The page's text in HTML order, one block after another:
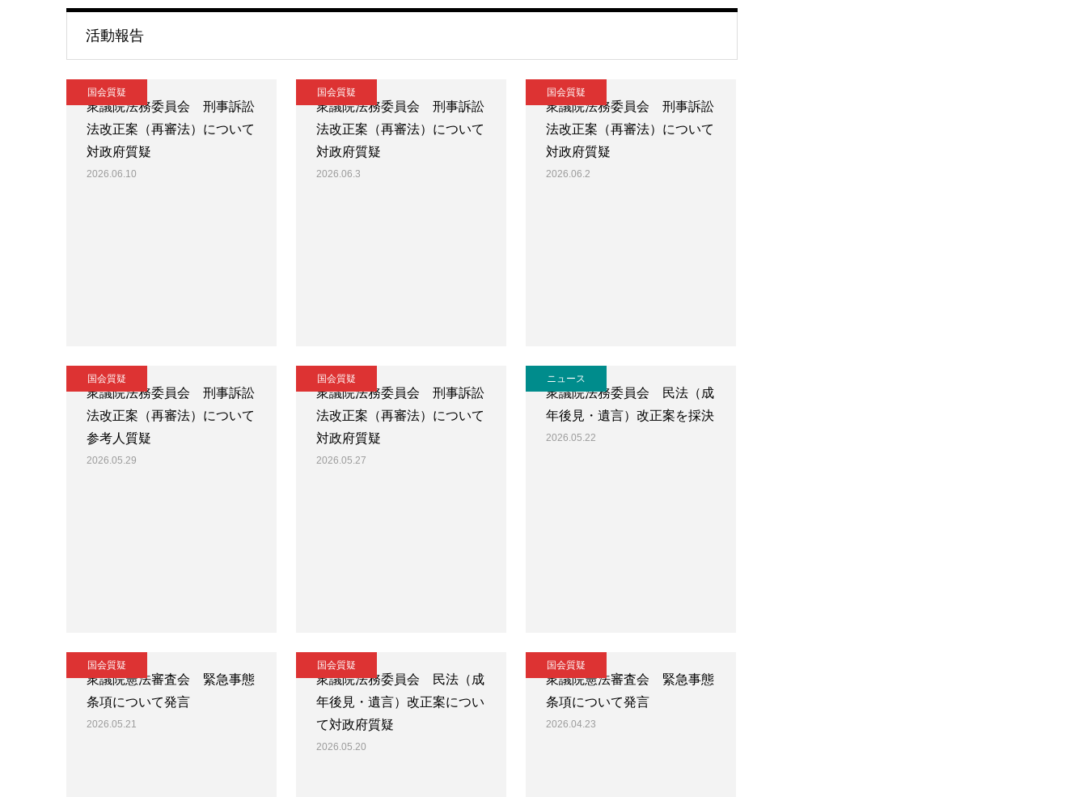
活動報告
国会質疑
衆議院法務委員会 刑事訴訟
法改正案（再審法）について
対政府質疑
2026.06.10
国会質疑
衆議院法務委員会 刑事訴訟
法改正案（再審法）について
対政府質疑
2026.06.3
国会質疑
衆議院法務委員会 刑事訴訟
法改正案（再審法）について
対政府質疑
2026.06.2
国会質疑
衆議院法務委員会 刑事訴訟
法改正案（再審法）について
参考人質疑
2026.05.29
国会質疑
衆議院法務委員会 刑事訴訟
法改正案（再審法）について
対政府質疑
2026.05.27
ニュース
衆議院法務委員会 民法（成
年後見・遺言）改正案を採決
2026.05.22
国会質疑
衆議院憲法審査会 緊急事態
条項について発言
2026.05.21
国会質疑
衆議院法務委員会 民法（成
年後見・遺言）改正案につい
て対政府質疑
2026.05.20
国会質疑
衆議院憲法審査会 緊急事態
条項について発言
2026.04.23